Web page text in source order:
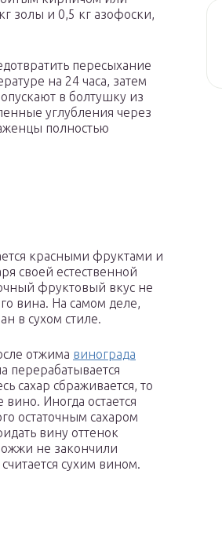
золы и 0,5 кг азофоски,
пересыхание
на 24 часа, затем
в болтушку из
углубления через
полностью
красными фруктами и
своей естественной
фруктовый вкус не
вина. На самом деле,
в сухом стиле.
отжима винограда
перерабатывается
сахар сбраживается, то
вино. Иногда остается
остаточным сахаром
вину оттенок
не закончили
сухим вином.